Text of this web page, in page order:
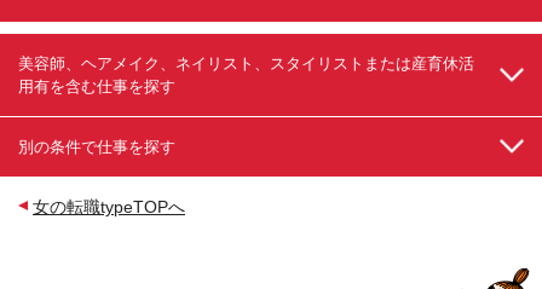
美容師、ヘアメイク、ネイリスト、スタイリストまたは産育休活
用有を含む仕事を探す
別の条件で仕事を探す
女の転職typeTOPへ